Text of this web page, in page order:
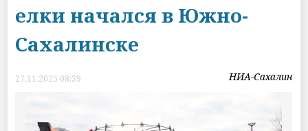
елки начался в Южно-
Сахалинске
27.11.2025 08:39 НИА-Сахалин